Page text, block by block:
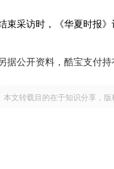
束采访时，《华夏时报
据公开资料，酷宝支付
本文转载目的在于知识分享，